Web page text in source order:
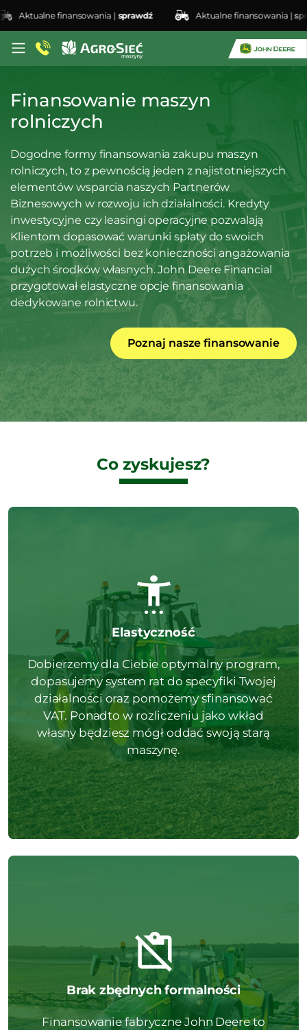
finansowania |sprawdź Aktualne finansowania |sprawdź
Finansowanie maszyn
rolniczych
Dogodne formy finansowania zakupu maszyn
rolniczych, to z pewnością jeden z najistotniejszych
elementów wsparcia naszych Partnerów
Biznesowych w rozwoju ich działalności. Kredyty
inwestycyjne czy leasingi operacyjne pozwalają
Klientom dopasować warunki spłaty do swoich
potrzeb i możliwości bez konieczności angażowania
dużych środków własnych. John Deere Financial
przygotował elastyczne opcje finansowania
dedykowane rolnictwu.
Poznaj nasze finansowanie
Co zyskujesz?
Elastyczność
Dobierzemy dla Ciebie optymalny program,
dopasujemy system rat do specyfiki Twojej
działalności oraz pomożemy sfinansować
VAT. Ponadto w rozliczeniu jako wkład
własny będziesz mógł oddać swoją starą
maszynę.
Brak zbędnych formalności
Finansowanie fabryczne John Deere to